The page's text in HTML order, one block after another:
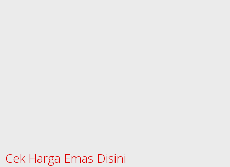
Cek Harga Emas Disini